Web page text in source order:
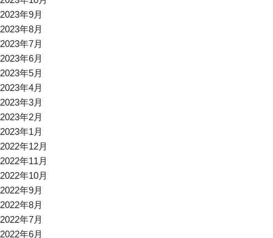
2023年9月
2023年8月
2023年7月
2023年6月
2023年5月
2023年4月
2023年3月
2023年2月
2023年1月
2022年12月
2022年11月
2022年10月
2022年9月
2022年8月
2022年7月
2022年6月